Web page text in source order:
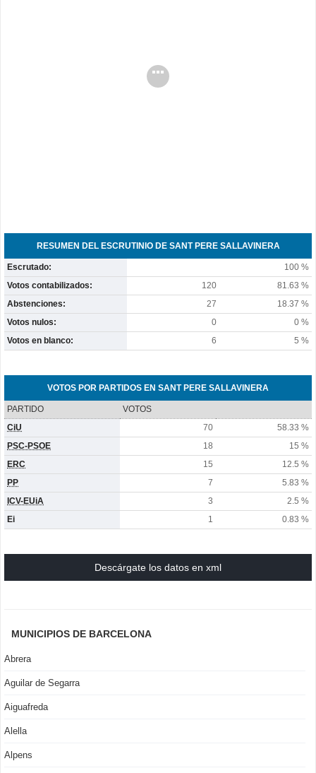
RESUMEN DEL ESCRUTINIO DE SANT PERE SALLAVINERA
Escrutado:
100 %
Votos contabilizados:
120
81.63 %
Abstenciones:
27
18.37 %
Votos nulos:
0
0 %
Votos en blanco:
6 5 %
VOTOS POR PARTIDOS EN SANT PERE SALLAVINERA
PARTIDO
VOTOS
CiU
70
58.33 %
PSC-PSOE
18
15 %
ERC
15
12.5 %
PP
7
5.83 %
ICV-EUiA
3
2.5 %
Ei
1 0.83 %
Descárgate los datos en xml
MUNICIPIOS DE BARCELONA
Abrera
Aguilar de Segarra
Aiguafreda
Alella
Alpens